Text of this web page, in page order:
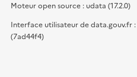
Moteur open source : udata (17.2.0)
Interface utilisateur de data.gouv.fr
(7ad44f4)